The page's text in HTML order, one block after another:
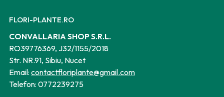
FLORI-PLANTE.RO
CONVALLARIA SHOP S.R.L.
RO39776369, J32/1155/2018
Str. NR.91, Sibiu, Nucet
Email: contactfloriplante@gmail.com
Telefon: 0772239275